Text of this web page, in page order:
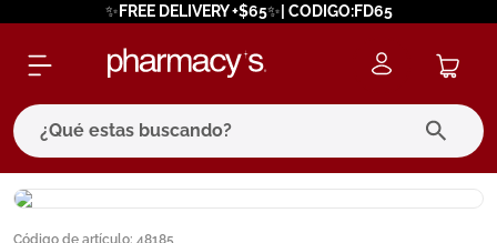
✨FREE DELIVERY +$65✨| CODIGO:FD65
¿Qué estas buscando?
Código de artículo: 48185
términos más buscados